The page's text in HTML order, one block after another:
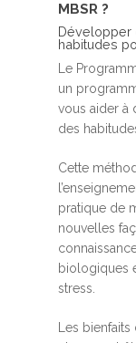
MBSR ?
Développer
habitudes
Le
un
vous aider à
des
Cette
pratique de
nouvelles
biologiques
stress.
Les